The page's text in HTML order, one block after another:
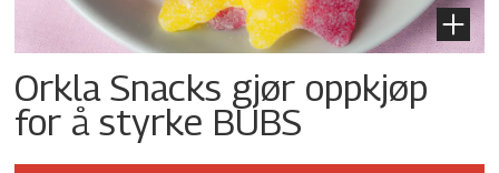
Orkla Snacks gjør oppkjøp
for å styrke BUBS